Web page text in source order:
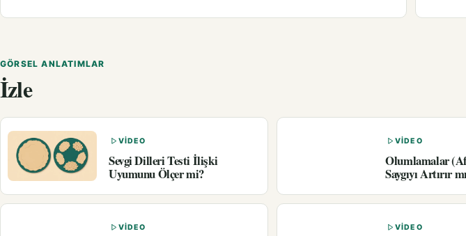
GÖRSEL ANLATIMLAR
İzle
VIDEO
Sevgi Dilleri Testi İlişki
Uyumunu Ölçer mi?
VIDEO
Olumlamalar
Saygıyı Artırır
VIDEO VIDEO